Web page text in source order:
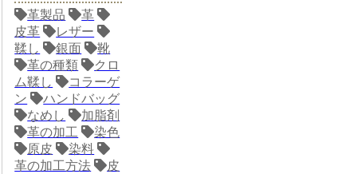
革製品
革
皮革
レザー
鞣し
銀面
靴
革の種類
クロ
ム鞣し
コラーゲ
ン
ハンドバッグ
なめし
加脂剤
革の加工
染色
原皮
染料
革の加工方法
皮